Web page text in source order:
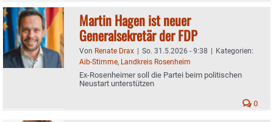
Martin Hagen ist neuer
Generalsekretär der FDP
Von Renate Drax | So. 31.5.2026 - 9:38 | Kategorien:
Aib-Stimme, Landkreis Rosenheim
Ex-Rosenheimer soll die Partei beim politischen
Neustart unterstützen
0